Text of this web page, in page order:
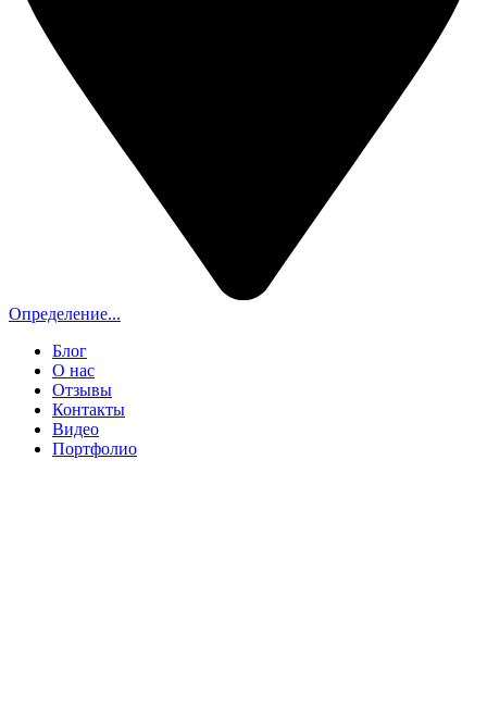
Определение...
Блог
О нас
Отзывы
Контакты
Видео
Портфолио